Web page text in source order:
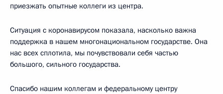
приезжать опытные коллеги из центра.
Ситуация с коронавирусом показала, насколько важна
поддержка в нашем многонациональном государстве. Она
нас всех сплотила, мы почувствовали себя частью
большого, сильного государства.
Спасибо нашим коллегам и федеральному центру